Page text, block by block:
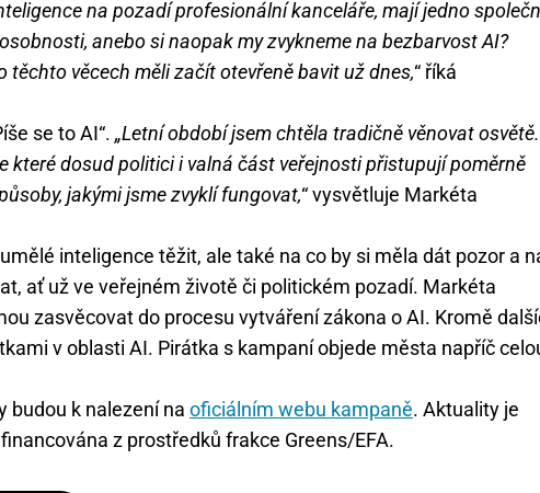
na pozadí profesionální kanceláře, mají jedno
anebo si naopak my zvykneme na bezbarvost AI?
věcech měli začít otevřeně bavit už dnes,“ říká
se to AI“. „Letní období jsem chtěla tradičně věnovat osvětě.
které dosud politici i valná část veřejnosti přistupují poměrně
jakými jsme zvyklí fungovat,“ vysvětluje Markéta
inteligence těžit, ale také na co by si měla dát pozor a
ať už ve veřejném životě či politickém pozadí. Markéta
zasvěcovat do procesu vytváření zákona o AI. Kromě
v oblasti AI. Pirátka s kampaní objede města napříč
budou k nalezení na oficiálním webu kampaně. Aktuality je
z prostředků frakce Greens/EFA.